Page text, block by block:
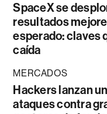
SpaceX se
resultados
esperado: claves
caída
MERCADOS
Hackers lanzan
ataques contra